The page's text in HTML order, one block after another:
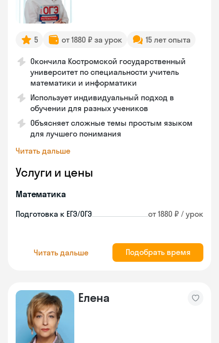
5 от 1880 ₽ за урок 15 лет опыта
Окончила Костромской государственный
университет по специальности учитель
математики и информатики
Использует индивидуальный подход в
обучении для разных учеников
Объясняет сложные темы простым языком
для лучшего понимания
Читать дальше
Услуги и цены
Математика
Подготовка к ЕГЭ/ОГЭ от 1880 ₽ / урок
Читать дальше Подобрать время
Елена